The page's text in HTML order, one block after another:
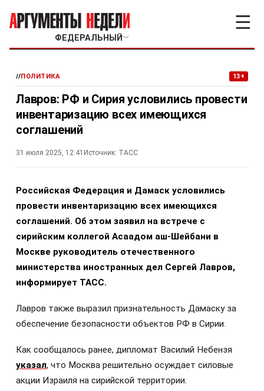
ФЕДЕРАЛЬНЫЙ ﹀
☰
//ПОЛИТИКА 13+
Лавров: РФ и Сирия условились провести
инвентаризацию всех имеющихся
соглашений
31 июля 2025, 12:41 Источник: ТАСС
Российская Федерация и Дамаск условились
провести инвентаризацию всех имеющихся
соглашений. Об этом заявил на встрече с
сирийским коллегой Асаадом аш-Шейбани в
Москве руководитель отечественного
министерства иностранных дел Сергей Лавров,
информирует ТАСС.
Лавров также выразил признательность Дамаску за
обеспечение безопасности объектов РФ в Сирии.
Как сообщалось ранее, дипломат Василий Небензя
указал, что Москва решительно осуждает силовые
акции Израиля на сирийской территории.